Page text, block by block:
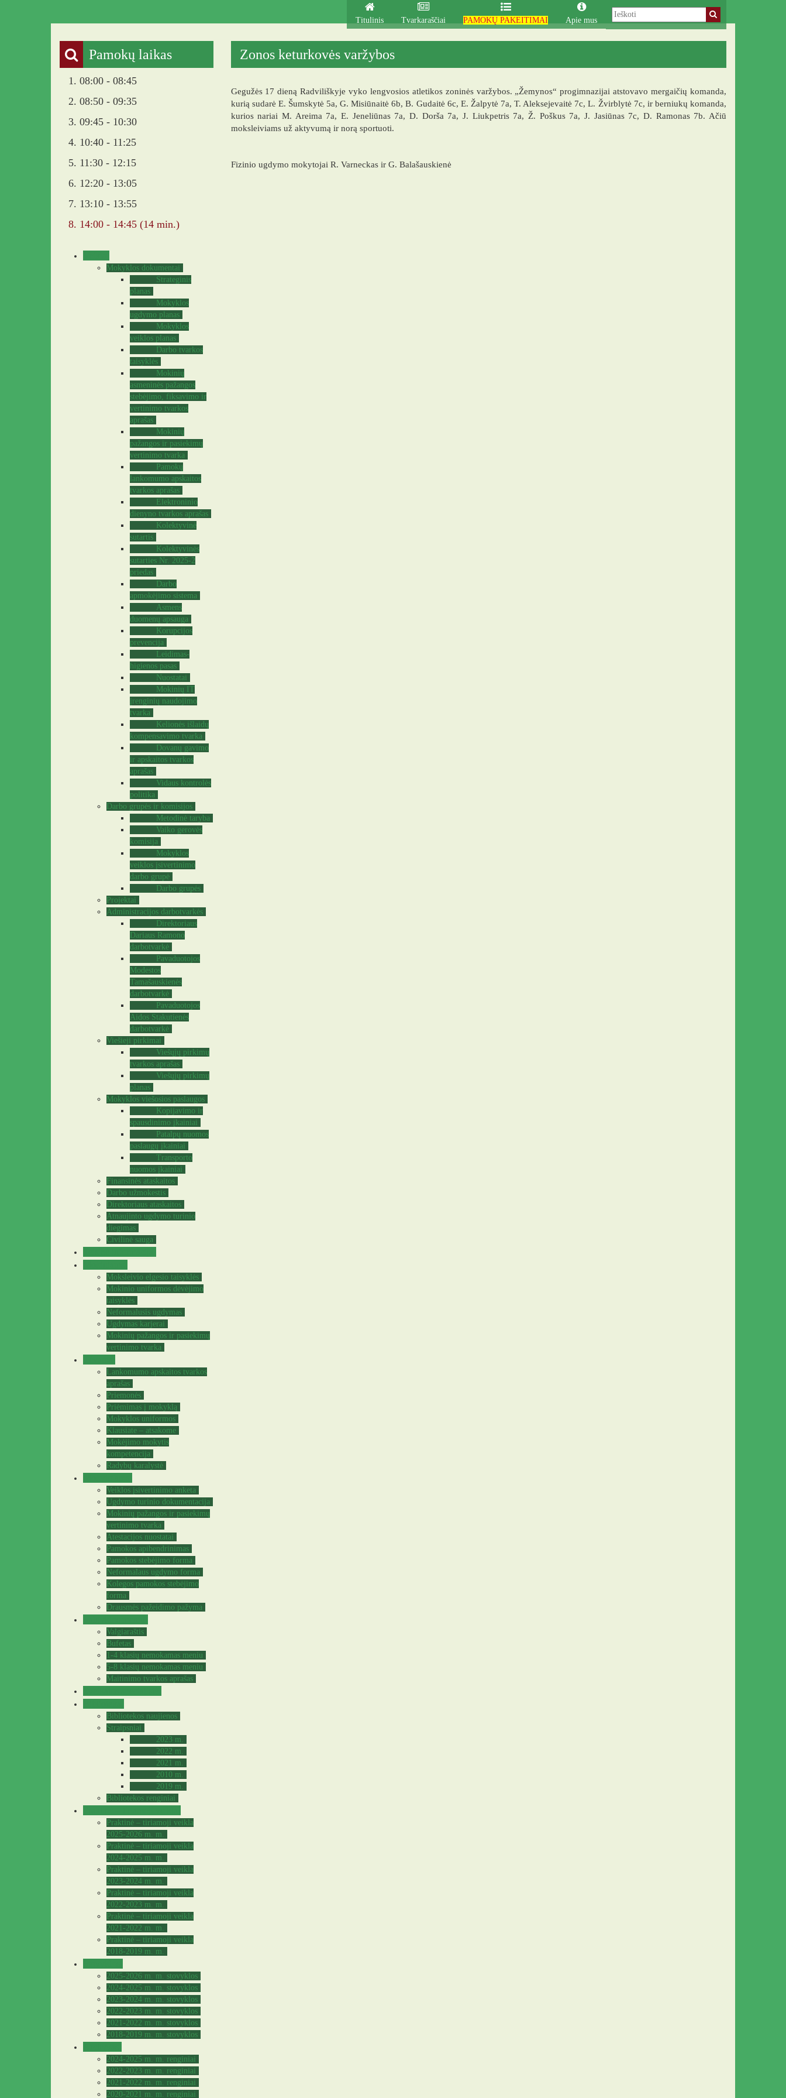
Titulinis Tvarkaraščiai PAMOKŲ PAKEITIMAI Apie mus
Pamokų laikas
1. 08:00 - 08:45
2. 08:50 - 09:35
3. 09:45 - 10:30
4. 10:40 - 11:25
5. 11:30 - 12:15
6. 12:20 - 13:05
7. 13:10 - 13:55
8. 14:00 - 14:45 (14 min.)
Mokyklos dokumentai
Strateginis
planas
Mokyklos
ugdymo planas
Mokyklos
veiklos planas
Darbo tvarkos
taisyklės
Mokinių
asmeninės pažangos
stebėjimo, fiksavimo ir
vertinimo tvarkos
aprašas
Mokinių
pažangos ir pasiekimų
vertinimo tvarka
Pamokų
lankomumo apskaitos
tvarkos aprašas
Elektroninio
dienyno tvarkos aprašas
Kolektyvinė
sutartis
Kolektyvinės
sutarties Nr. 2025-2
priedas
Darbo
apmokėjimo sistema
Asmens
duomenų apsauga
Korupcijos
prevencija
Leidimas-
higienos pasas
Nuostatai
Mokinių IT
įrenginių naudojimo
tvarka
Kelionės išlaidų
kompensavimo tvarka
Dovanų gavimo
ir apskaitos tvarkos
aprašas
Vidaus kontrolės
politika
Darbo grupės ir komisijos
Metodinė taryba
Vaiko gerovės
komisija
Mokyklos
veiklos įsivertinimo
darbo grupė
Darbo grupės
Projektai
Administracijos darbotvarkės
Direktoriaus
Dariaus Ramono
darbotvarkė
Pavaduotojos
Modestos
Tamašauskienės
darbotvarkė
Pavaduotojos
Aidos Stakutienės
darbotvarkė
Viešieji pirkimai
Viešųjų pirkimų
tvarkos aprašas
Viešųjų pirkimų
planas
Mokyklos viešosios paslaugos
Kopijavimo ir
spausdinimo įkainiai
Patalpų nuomos
paslaugų įkainiai
Transporto
nuomos įkainiai
Finansinės ataskaitos
Darbo užmokestis
Direktoriaus ataskaitos
Atnaujinto ugdymo turinio
diegimas
Civilinė sauga
Moksleivio elgesio taisyklės
Mokinio uniformos dėvėjimo
taisyklės
Neformalusis ugdymas
Ugdymas karjerai
Mokinių pažangos ir pasiekimų
vertinimo tvarka
Lankomumo apskaitos tvarkos
aprašas
Priemonės
Priėmimas į mokyklą
Mokyklos uniformos
Klausiate – atsakome
Mokėjimo mokytis
kompetencija
Radybų karalystė
Veiklos įsivertinimo anketa
Ugdymo turinio dokumentacija
Mokinių pažangos ir pasiekimų
vertinimo tvarka
Atestacijos nuostatai
Pamokos apibendrinimas
Pamokos stebėjimo forma
Neformalaus ugdymo forma
Kolegos pamokos stebėjimo
forma
Drausmės pažeidimo pažyma
Valgiaraštis
Bufetas
1-4 klasių nemokamas meniu
5-8 klasių nemokamas meniu
Maitinimo tvarkos aprašas
Bibliotekos naujienos
Straipsniai
2023 m.
2022 m.
2021 m.
2010 m.
2019 m.
Bibliotekos renginiai
Praktinė – tiriamoji veikla
2025-2026 m. m.
Praktinė – tiriamoji veikla
2024-2025 m. m.
Praktinė – tiriamoji veikla
2023-2024 m. m.
Praktinė – tiriamoji veikla
2022-2023 m. m.
Praktinė – tiriamoji veikla
2021-2022 m. m.
Praktinė – tiriamoji veikla
2018-2019 m. m.
2025-2026 m. m. stovyklos
2024-2025 m. m. stovyklos
2023-2024 m. m. stovyklos
2022-2023 m. m. stovyklos
2021-2022 m. m. stovyklos
2018-2019 m. m. stovyklos
2024-2025 m. m. renginiai
2022-2023 m. m. renginiai
2021-2022 m. m. renginiai
2020-2021 m. m. renginiai
Zonos keturkovės varžybos
Gegužės 17 dieną Radviliškyje vyko lengvosios atletikos zoninės varžybos. „Žemynos“ progimnazijai atstovavo mergaičių komanda,
kurią sudarė E. Šumskytė 5a, G. Misiūnaitė 6b, B. Gudaitė 6c, E. Žalpytė 7a, T. Aleksejevaitė 7c, L. Žvirblytė 7c, ir berniukų komanda,
kurios nariai M. Areima 7a, E. Jeneliūnas 7a, D. Dorša 7a, J. Liukpetris 7a, Ž. Poškus 7a, J. Jasiūnas 7c, D. Ramonas 7b. Ačiū
moksleiviams už aktyvumą ir norą sportuoti.
Fizinio ugdymo mokytojai R. Varneckas ir G. Balašauskienė